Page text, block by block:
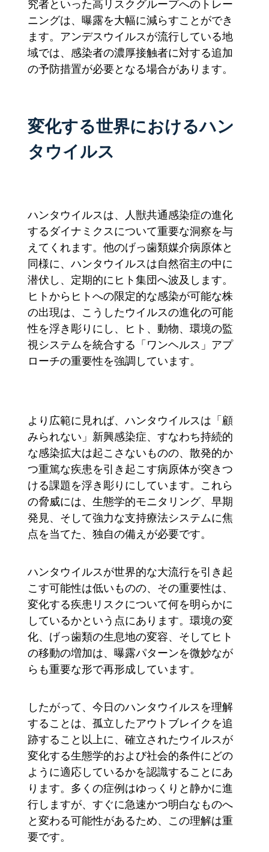
究者といった高リスクグループへのトレー
ニングは、曝露を大幅に減らすことができ
ます。アンデスウイルスが流行している地
域では、感染者の濃厚接触者に対する追加
の予防措置が必要となる場合があります。
変化する世界におけるハン
タウイルス
ハンタウイルスは、人獣共通感染症の進化
するダイナミクスについて重要な洞察を与
えてくれます。他のげっ歯類媒介病原体と
同様に、ハンタウイルスは自然宿主の中に
潜伏し、定期的にヒト集団へ波及します。
ヒトからヒトへの限定的な感染が可能な株
の出現は、こうしたウイルスの進化の可能
性を浮き彫りにし、ヒト、動物、環境の監
視システムを統合する「ワンヘルス」アプ
ローチの重要性を強調しています。
より広範に見れば、ハンタウイルスは「顧
みられない」新興感染症、すなわち持続的
な感染拡大は起こさないものの、散発的か
つ重篤な疾患を引き起こす病原体が突きつ
ける課題を浮き彫りにしています。これら
の脅威には、生態学的モニタリング、早期
発見、そして強力な支持療法システムに焦
点を当てた、独自の備えが必要です。
ハンタウイルスが世界的な大流行を引き起
こす可能性は低いものの、その重要性は、
変化する疾患リスクについて何を明らかに
しているかという点にあります。環境の変
化、げっ歯類の生息地の変容、そしてヒト
の移動の増加は、曝露パターンを微妙なが
らも重要な形で再形成しています。
したがって、今日のハンタウイルスを理解
することは、孤立したアウトブレイクを追
跡すること以上に、確立されたウイルスが
変化する生態学的および社会的条件にどの
ように適応しているかを認識することにあ
ります。多くの症例はゆっくりと静かに進
行しますが、すぐに急速かつ明白なものへ
と変わる可能性があるため、この理解は重
要です。